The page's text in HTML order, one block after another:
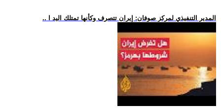
.. المدير التنفيذي لمركز صوفان: إيران تتصرف وكأنها تمتلك اليد ا